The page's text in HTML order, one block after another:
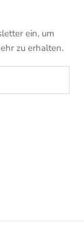
ein, um
zu erhalten.